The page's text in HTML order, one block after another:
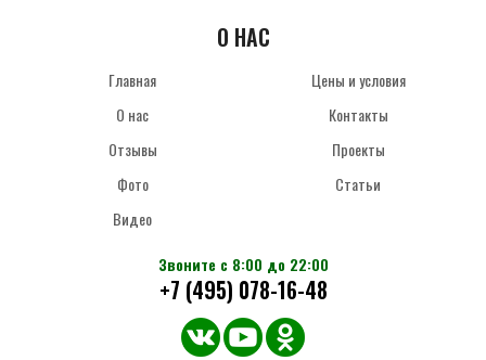
О НАС
Главная
О нас
Отзывы
Фото
Видео
Цены и условия
Контакты
Проекты
Статьи
Звоните с 8:00 до 22:00
+7 (495) 078-16-48